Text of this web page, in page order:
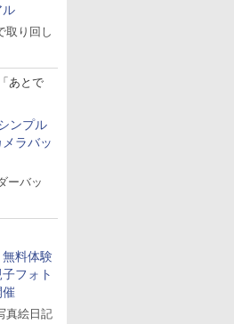
ル
取り回し
あとで
ンプル
ラバッ
ーバッ
料体験
フォト
催
真絵日記